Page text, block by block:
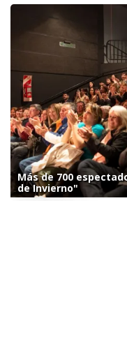
Más de 700
de Invierno"